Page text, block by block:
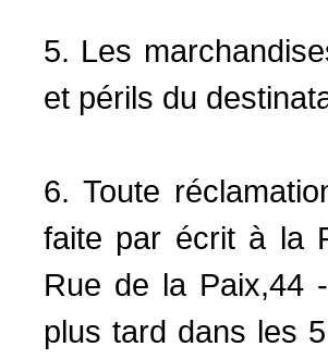
5. Les
et périls du
6. Toute
faite par écrit à la
Rue de la Paix,44
plus tard dans les